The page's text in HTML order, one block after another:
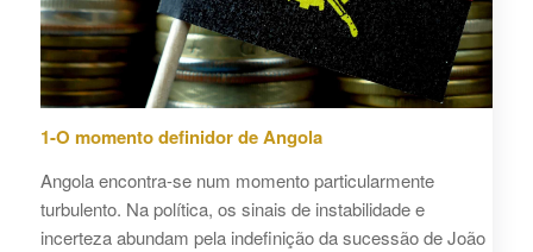
1-O momento definidor de Angola
Angola encontra-se num momento particularmente
turbulento. Na política, os sinais de instabilidade e
incerteza abundam pela indefinição da sucessão de João